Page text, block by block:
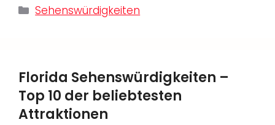
Kategorien
Sehenswürdigkeiten
Florida Sehenswürdigkeiten –
Top 10 der beliebtesten
Attraktionen